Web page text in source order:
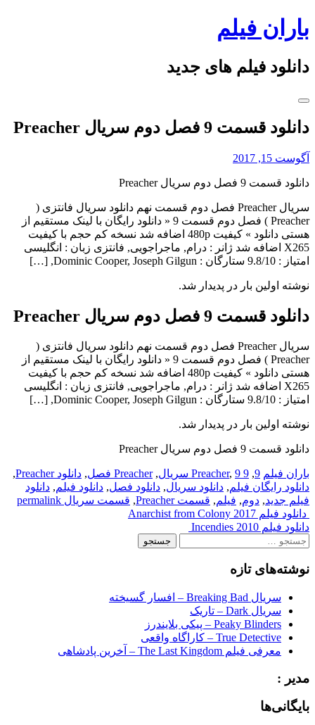
Skip
to
content
باران فیلم
دانلود فیلم های جدید
دانلود قسمت 9 فصل دوم سریال Preacher
آگوست 15, 2017
دانلود قسمت 9 فصل دوم سریال Preacher
سریال Preacher فصل دوم قسمت نهم دانلود سریال فانتزی (
Preacher ) فصل دوم قسمت 9 « دانلود رایگان با لینک مستقیم از
هستی دانلود » کیفیت 480p اضافه شد نسخه کم حجم با کیفیت
X265 اضافه شد ژانر : درام, ماجراجویی, فانتزی زبان : انگلیسی
امتیاز : 9.8/10 ستارگان : Dominic Cooper, Joseph Gilgun, […]
نوشته اولین بار در پدیدار شد.
دانلود قسمت 9 فصل دوم سریال Preacher
سریال Preacher فصل دوم قسمت نهم دانلود سریال فانتزی (
Preacher ) فصل دوم قسمت 9 « دانلود رایگان با لینک مستقیم از
هستی دانلود » کیفیت 480p اضافه شد نسخه کم حجم با کیفیت
X265 اضافه شد ژانر : درام, ماجراجویی, فانتزی زبان : انگلیسی
امتیاز : 9.8/10 ستارگان : Dominic Cooper, Joseph Gilgun, […]
نوشته اولین بار در پدیدار شد.
دانلود قسمت 9 فصل دوم سریال Preacher
باران فیلم 9
,
9 Preacher
, 9 سریال ,Preacher فصل , دانلود Preacher
,
دانلود رایگان فیلم, دانلود سریال, دانلود فصل, دانلود فیلم, دانلود
فیلم جدید, دوم, فیلم, قسمت Preacher , قسمت سریال
Post
navigation
دانلود فیلم Anarchist from Colony 2017
دانلود فیلم Incendies 2010
جستجو
نوشته‌های تازه
سریال Breaking Bad – افسار گسیخته
سریال Dark – تاریک
Peaky Blinders – پیکی بلایندرز
True Detective – کاراگاه واقعی
معرفی فیلم The Last Kingdom – آخرین پادشاهی
مدیر :
بایگانی‌ها